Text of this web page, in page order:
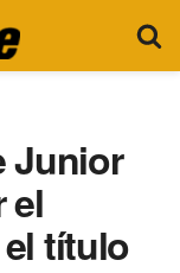
Junior
el
título